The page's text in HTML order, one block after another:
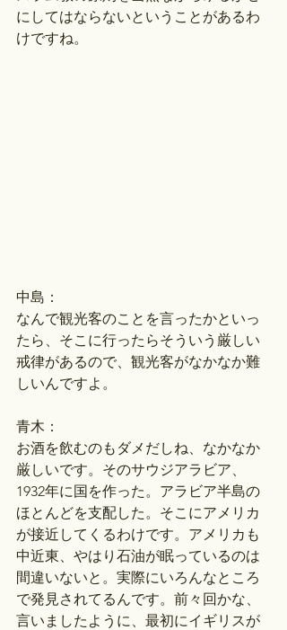
にしてはならないということがあるわ
けですね。
中島：
なんで観光客のことを言ったかといっ
たら、そこに行ったらそういう厳しい
戒律があるので、観光客がなかなか難
しいんですよ。
青木：
お酒を飲むのもダメだしね、なかなか
厳しいです。そのサウジアラビア、
1932年に国を作った。アラビア半島の
ほとんどを支配した。そこにアメリカ
が接近してくるわけです。アメリカも
中近東、やはり石油が眠っているのは
間違いないと。実際にいろんなところ
で発見されてるんです。前々回かな、
言いましたように、最初にイギリスが